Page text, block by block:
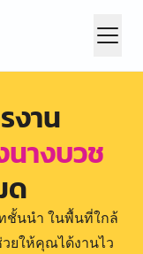
งาน
างบวช
ด
ชั้นนำ ในพื้นที่ใกล้
ยให้คุณได้งานไว